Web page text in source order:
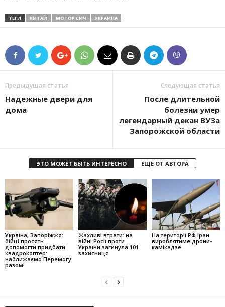
ТЕГИ КИТАЙ МОТОР СИЧ УКРАИНА
Предыдущая статья
Надежные двери для
дома
Следующая статья
После длительной
болезни умер
легендарный декан ВУЗа
Запорожской области
ЭТО МОЖЕТ БЫТЬ ИНТЕРЕСНО ЕЩЕ ОТ АВТОРА
Україна, Запоріжжя:
бійці просять
допомогти придбати
квадрокоптер:
наближаємо Перемогу
разом!
Жахливі втрати: на
війні Росії проти
України загинула 101
захисниця
На території РФ Іран
вироблятиме дрони-
камікадзе